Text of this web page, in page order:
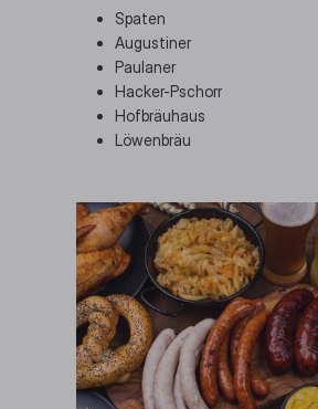
Spaten
Augustiner
Paulaner
Hacker-Pschorr
Hofbräuhaus
Löwenbräu